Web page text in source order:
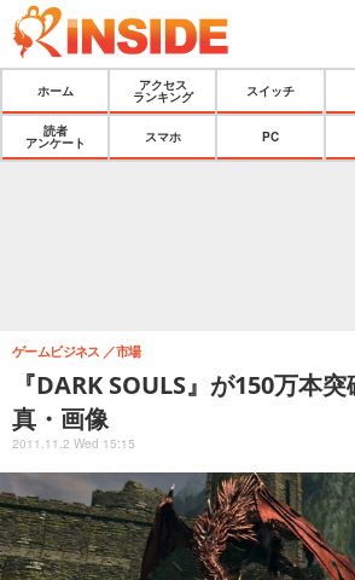
ホーム
アクセス
ランキング
スイッチ
読者
アンケート
スマホ PC
『DARK SOULS』が150万本
真・画像
ゲームビジネス 市場
2011.11.2 Wed 15:15